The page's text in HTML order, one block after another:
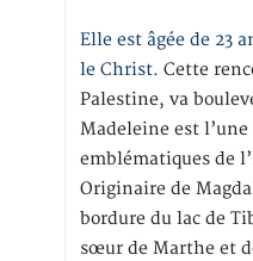
Elle est âgée de 23
le Christ. Cette
Palestine, va
Madeleine est
emblématiques de
Originaire de
bordure du lac de
sœur de Marthe et